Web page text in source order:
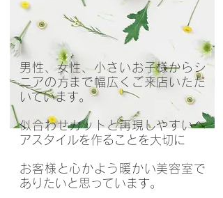
男性、女性、小さいお子様からシ
ニアの方まで幅広くご来店いただ
いています。
似合わせカットと再現しやすいヘ
アスタイルを作ることを大切に
お客様と心かよう暖かい美容室で
ありたいと思っています。